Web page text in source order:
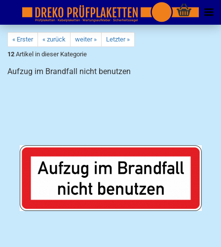
« Erster « zurück weiter »
Letzter »
12 Artikel in dieser Kategorie
Aufzug im Brandfall nicht benutzen